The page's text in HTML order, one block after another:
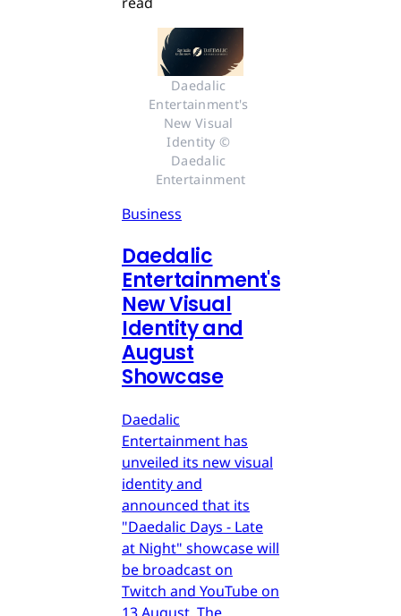
Daedalic
Entertainment's
New Visual
Identity ©
Daedalic
Entertainment
Business
Daedalic
Entertainment's
New Visual
Identity and
August
Showcase
Daedalic
Entertainment has
unveiled its new visual
identity and
announced that its
"Daedalic Days - Late
at Night" showcase will
be broadcast on
Twitch and YouTube on